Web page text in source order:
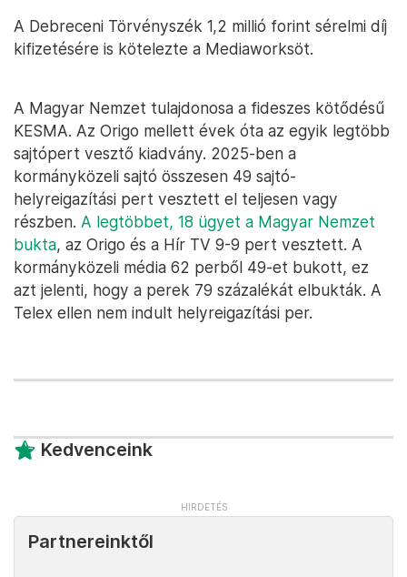
A Debreceni Törvényszék 1,2 millió forint sérelmi díj
kifizetésére is kötelezte a Mediaworksöt.
A Magyar Nemzet tulajdonosa a fideszes kötődésű
KESMA. Az Origo mellett évek óta az egyik legtöbb
sajtópert vesztő kiadvány. 2025-ben a
kormányközeli sajtó összesen 49 sajtó-
helyreigazítási pert vesztett el teljesen vagy
részben. A legtöbbet, 18 ügyet a Magyar Nemzet
bukta, az Origo és a Hír TV 9-9 pert vesztett. A
kormányközeli média 62 perből 49-et bukott, ez
azt jelenti, hogy a perek 79 százalékát elbukták. A
Telex ellen nem indult helyreigazítási per.
Kedvenceink
Partnereinktől